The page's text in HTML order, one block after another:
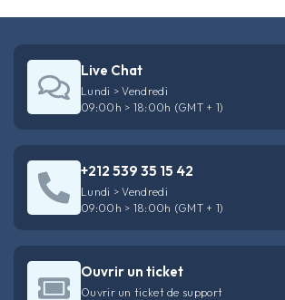
Live Chat
Lundi > Vendredi
09:00h > 18:00h (GMT + 1)
+212 539 35 15 42
Lundi > Vendredi
09:00h > 18:00h (GMT + 1)
Ouvrir un ticket
Ouvrir un ticket de support